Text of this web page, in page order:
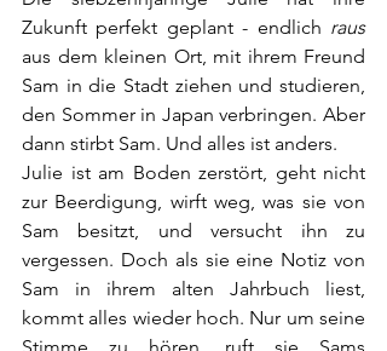
Zukunft perfekt geplant - endlich raus
aus dem kleinen Ort, mit ihrem Freund
Sam in die Stadt ziehen und studieren,
den Sommer in Japan verbringen. Aber
dann stirbt Sam. Und alles ist anders.
Julie ist am Boden zerstört, geht nicht
zur Beerdigung, wirft weg, was sie von
Sam besitzt, und versucht ihn zu
vergessen. Doch als sie eine Notiz von
Sam in ihrem alten Jahrbuch liest,
kommt alles wieder hoch. Nur um seine